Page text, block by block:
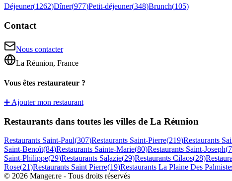
Déjeuner(1262)Dîner(977)Petit-déjeuner(348)Brunch(105)
Contact
Nous contacter
La Réunion, France
Vous êtes restaurateur ?
➕ Ajouter mon restaurant
Restaurants dans toutes les villes de La Réunion
Restaurants Saint-Paul(307)Restaurants Saint-Pierre(219)Restaurants
Saint-Benoît(84)Restaurants Sainte-Marie(80)Restaurants Saint-Joseph(
Saint-Philippe(29)Restaurants Salazie(29)Restaurants Cilaos(28)
Rose(21)Restaurants Saint Pierre(19)Restaurants La Plaine Des
© 2026 Manger.re - Tous droits réservés